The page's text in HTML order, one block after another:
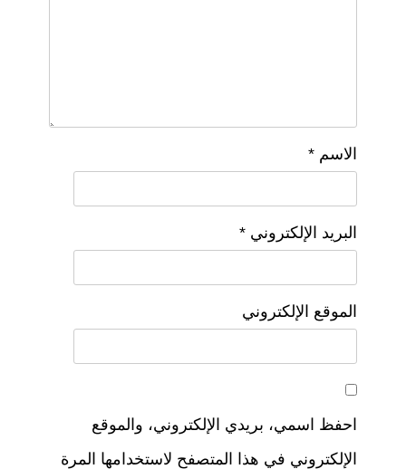
الاسم *
البريد الإلكتروني *
الموقع الإلكتروني
احفظ اسمي، بريدي الإلكتروني، والموقع
الإلكتروني في هذا المتصفح لاستخدامها المرة